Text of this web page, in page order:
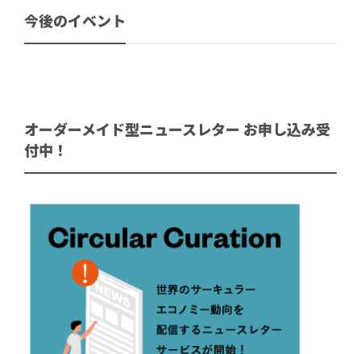
今後のイベント
オーダーメイド型ニュースレター お申し込み受
付中！